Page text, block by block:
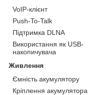
VoIP-клієнт
Push-To-Talk
Підтримка DLNA
Використання як USB-
накопичувача
Живлення
Ємність акумулятору
Кріплення акумулятора